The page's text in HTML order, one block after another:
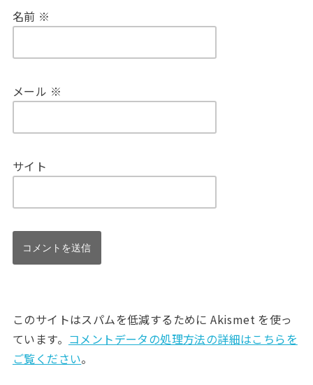
名前 ※
メール ※
サイト
このサイトはスパムを低減するために Akismet を使っ
ています。 コメントデータの処理方法の詳細はこちらを
ご覧ください。